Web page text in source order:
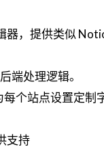
器，提供类似
端处理逻辑。
每个站点设置定制
支持